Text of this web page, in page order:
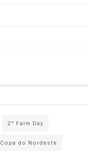
2° Farm Day
Copa do Nordeste